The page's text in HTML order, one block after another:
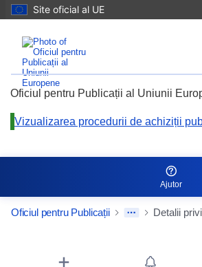
Site oficial al UE
Oficiul pentru Publicații al Uniunii
Vizualizarea procedurii de achiziții
Ajutor
Oficiul pentru Publicații
Procurement Detail